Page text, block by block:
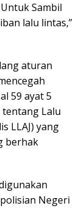
Sambil
lalu lintas,”
aturan
59 ayat 5
Lalu
LLAJ) yang
berhak
Negeri